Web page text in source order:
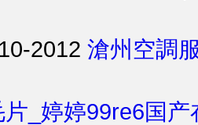
2012 滄州空調
_婷婷99re6国